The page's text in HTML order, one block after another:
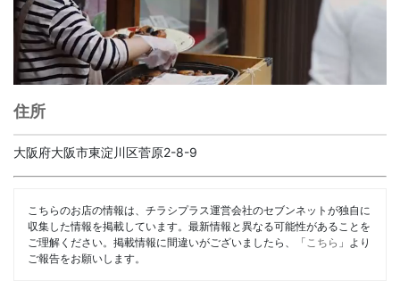
住所
大阪府大阪市東淀川区菅原2-8-9
こちらのお店の情報は、チラシプラス運営会社のセブンネットが独自に
収集した情報を掲載しています。最新情報と異なる可能性があることを
ご理解ください。掲載情報に間違いがございましたら、「 こちら 」より
ご報告をお願いします。